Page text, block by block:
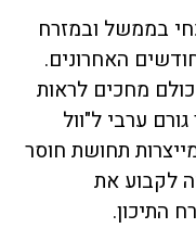
בממשל ובמזרח
האחרונים.
מחכים לראות
ערבי ל"וול
תחושת חוסר
לקבוע את
התיכון.